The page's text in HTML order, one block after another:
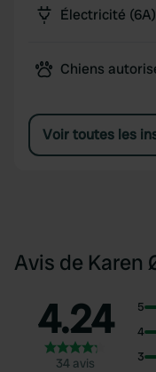
Électricité (6A)
Chiens
Voir toutes les
Avis de Karen
4.24
34 avis
5
4
3